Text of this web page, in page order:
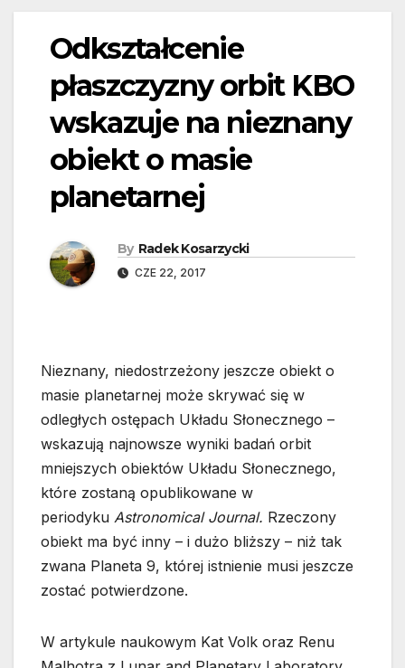
Odkształcenie
płaszczyzny orbit KBO
wskazuje na nieznany
obiekt o masie
planetarnej
By Radek Kosarzycki
CZE 22, 2017
Nieznany, niedostrzeżony jeszcze obiekt o
masie planetarnej może skrywać się w
odległych ostępach Układu Słonecznego –
wskazują najnowsze wyniki badań orbit
mniejszych obiektów Układu Słonecznego,
które zostaną opublikowane w
periodyku Astronomical Journal. Rzeczony
obiekt ma być inny – i dużo bliższy – niż tak
zwana Planeta 9, której istnienie musi jeszcze
zostać potwierdzone.
W artykule naukowym Kat Volk oraz Renu